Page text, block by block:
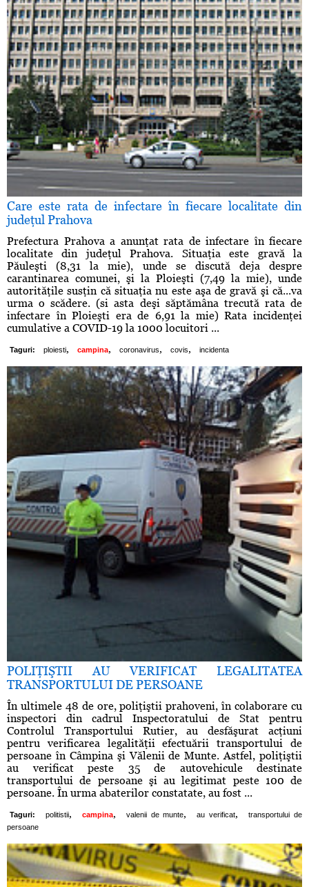
Care este rata de infectare în fiecare localitate din
judeţul Prahova
Prefectura Prahova a anunţat rata de infectare în fiecare
localitate din judeţul Prahova. Situaţia este gravă la
Păuleşti (8,31 la mie), unde se discută deja despre
carantinarea comunei, şi la Ploieşti (7,49 la mie), unde
autorităţile susţin că situaţia nu este aşa de gravă şi că...va
urma o scădere. (si asta deşi săptămâna trecută rata de
infectare în Ploieşti era de 6,91 la mie) Rata incidenţei
cumulative a COVID-19 la 1000 locuitori ...
Taguri: ploiesti, campina, coronavirus, covis, incidenta
POLIŢIŞTII AU VERIFICAT LEGALITATEA
TRANSPORTULUI DE PERSOANE
În ultimele 48 de ore, poliţiştii prahoveni, în colaborare cu
inspectori din cadrul Inspectoratului de Stat pentru
Controlul Transportului Rutier, au desfăşurat acţiuni
pentru verificarea legalităţii efectuării transportului de
persoane în Câmpina şi Vălenii de Munte. Astfel, poliţiştii
au verificat peste 35 de autovehicule destinate
transportului de persoane şi au legitimat peste 100 de
persoane. În urma abaterilor constatate, au fost ...
Taguri: politistii, campina, valenii de munte, au verificat,
transportului de
persoane